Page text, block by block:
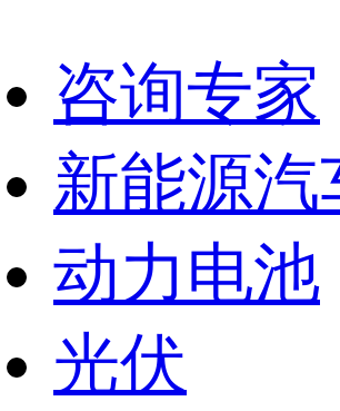
咨询专家
新能源汽
动力电池
光伏